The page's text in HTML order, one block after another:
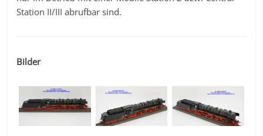
Station II/III abrufbar sind.
Bilder